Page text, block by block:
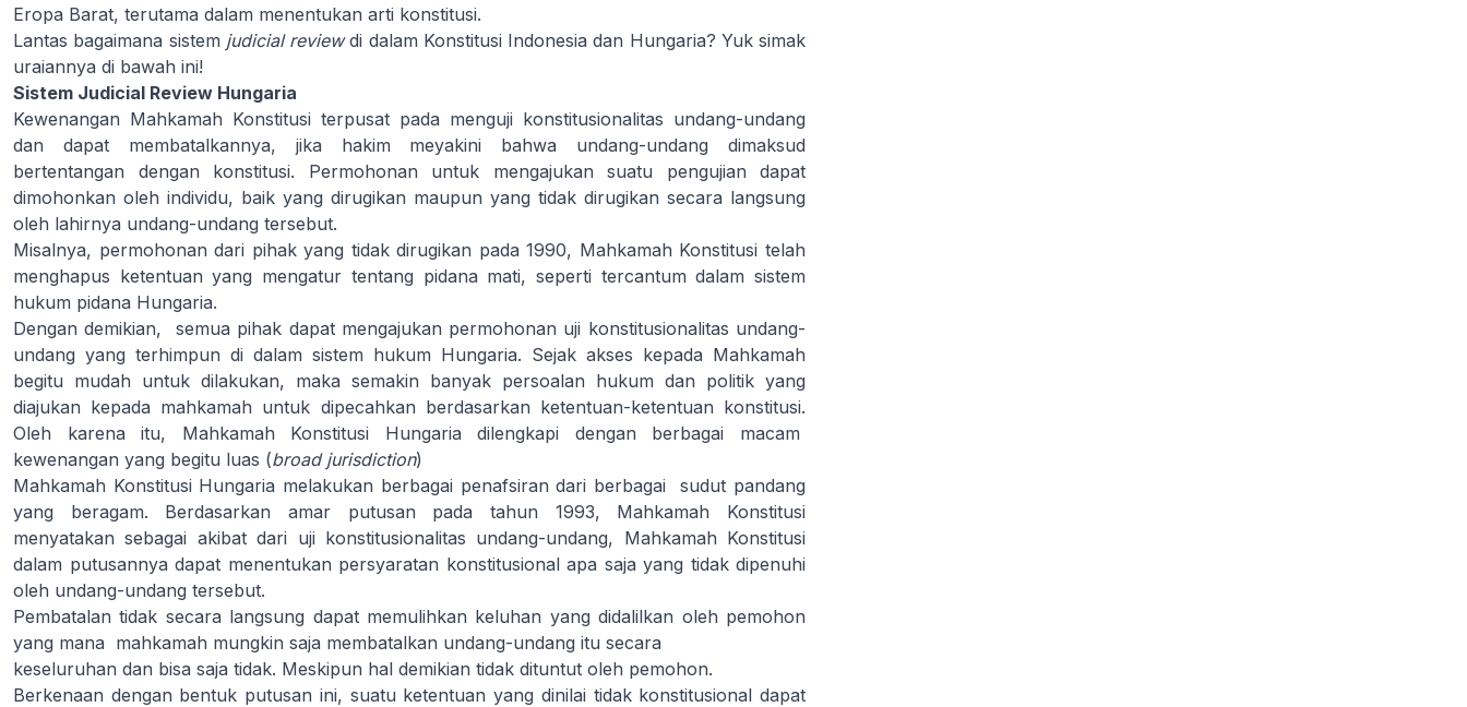
Eropa Barat, terutama dalam menentukan arti konstitusi.
Lantas bagaimana sistem judicial reviewdi dalam Konstitusi Indonesia dan Hungaria? Yuk simak
uraiannya di bawah ini!
Sistem Judicial Review Hungaria
Kewenangan Mahkamah Konstitusi terpusat pada menguji konstitusionalitas undang-undang
dan dapat membatalkannya, jika hakim meyakini bahwa undang-undang dimaksud
bertentangan dengan konstitusi. Permohonan untuk mengajukan suatu pengujian dapat
dimohonkan oleh individu, baik yang dirugikan maupun yang tidak dirugikan secara langsung
oleh lahirnya undang-undang tersebut.
Misalnya, permohonan dari pihak yang tidak dirugikan pada 1990, Mahkamah Konstitusi telah
menghapus ketentuan yang mengatur tentang pidana mati, seperti tercantum dalam sistem
hukum pidana Hungaria.
Dengan demikian, semua pihak dapat mengajukan permohonan uji konstitusionalitas undang-
undang yang terhimpun di dalam sistem hukum Hungaria. Sejak akses kepada Mahkamah
begitu mudah untuk dilakukan, maka semakin banyak persoalan hukum dan politik yang
diajukan kepada mahkamah untuk dipecahkan berdasarkan ketentuan-ketentuan konstitusi.
Oleh karena itu, Mahkamah Konstitusi Hungaria dilengkapi dengan berbagai macam
kewenangan yang begitu luas (broad jurisdiction)
Mahkamah Konstitusi Hungaria melakukan berbagai penafsiran dari berbagai sudut pandang
yang beragam. Berdasarkan amar putusan pada tahun 1993, Mahkamah Konstitusi
menyatakan sebagai akibat dari uji konstitusionalitas undang-undang, Mahkamah Konstitusi
dalam putusannya dapat menentukan persyaratan konstitusional apa saja yang tidak dipenuhi
oleh undang-undang tersebut.
Pembatalan tidak secara langsung dapat memulihkan keluhan yang didalilkan oleh pemohon
yang mana mahkamah mungkin saja membatalkan undang-undang itu secara
keseluruhan dan bisa saja tidak. Meskipun hal demikian tidak dituntut oleh pemohon.
Berkenaan dengan bentuk putusan ini, suatu ketentuan yang dinilai tidak konstitusional dapat